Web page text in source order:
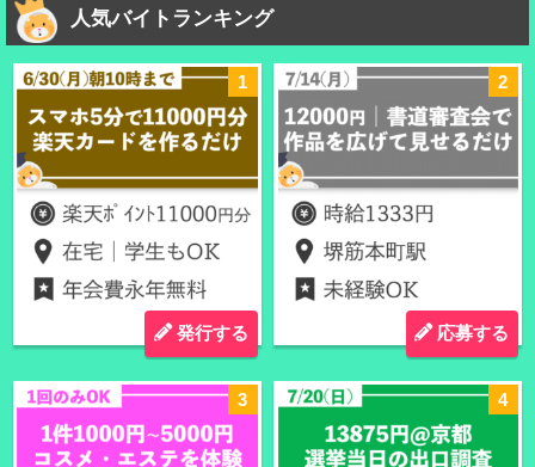
人気バイトランキング
発行する 応募する